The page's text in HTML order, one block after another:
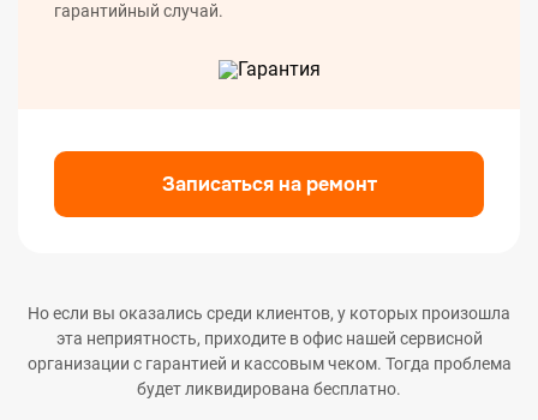
гарантийный случай.
Записаться на ремонт
Но если вы оказались среди клиентов, у которых произошла
эта неприятность, приходите в офис нашей сервисной
организации с гарантией и кассовым чеком. Тогда проблема
будет ликвидирована бесплатно.